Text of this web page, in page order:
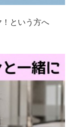
という方へ